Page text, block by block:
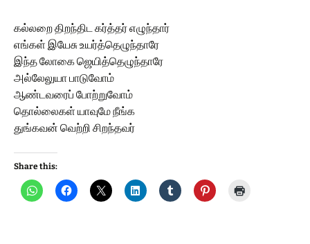
கல்லறை திறந்திட கர்த்தர் எழுந்தார்
எங்கள் இயேசு உயர்த்தெழுந்தாரே
இந்த லோகை ஜெயித்தெழுந்தாரே
அல்லேலுயா பாடுவோம்
ஆண்டவரைப் போற்றுவோம்
தொல்லைகள் யாவுமே நீங்க
துங்கவன் வெற்றி சிறந்தவர்
Share this: